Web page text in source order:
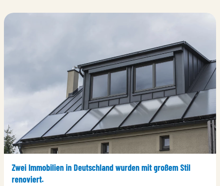
Zwei Immobilien in Deutschland wurden mit großem Stil
renoviert.